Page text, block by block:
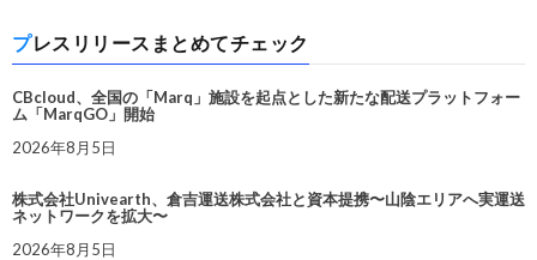
プレスリリースまとめてチェック
CBcloud、全国の「Marq」施設を起点とした新たな配送プラットフォー
ム「MarqGO」開始
2026年8月5日
株式会社Univearth、倉吉運送株式会社と資本提携〜山陰エリアへ実運送
ネットワークを拡大〜
2026年8月5日